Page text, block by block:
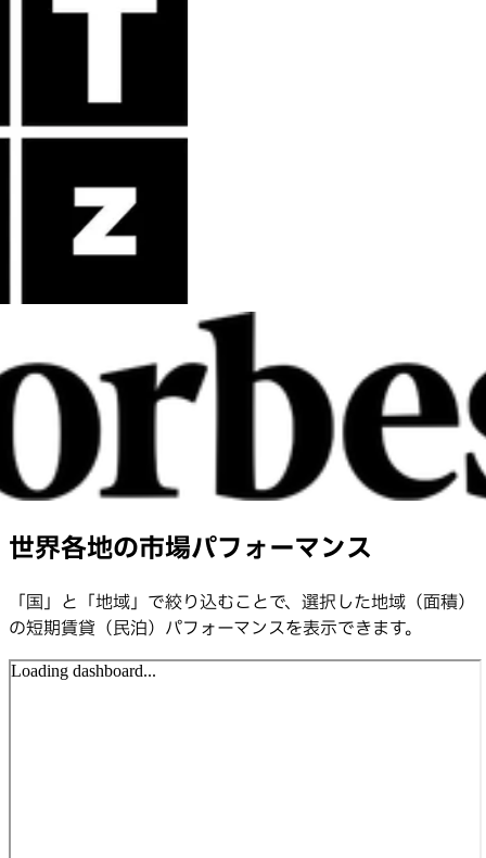
世界各地の市場パフォーマンス
「国」と「地域」で絞り込むことで、選択した地域（面積）
の短期賃貸（民泊）パフォーマンスを表示できます。